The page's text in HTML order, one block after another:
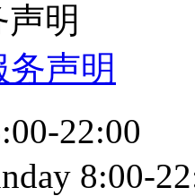
明
声明
22:00
8:00-